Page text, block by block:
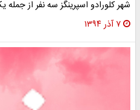
شهر کلورادو اسپرینگز سه نفر از جمله
۷ آذر ۱۳۹۴